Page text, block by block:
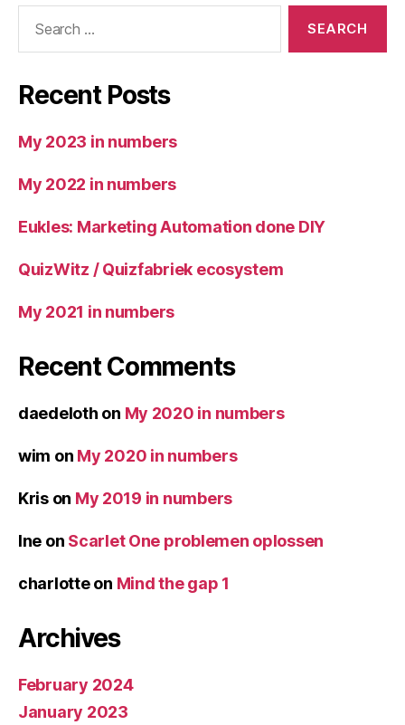
Recent Posts
My 2023 in numbers
My 2022 in numbers
Eukles: Marketing Automation done DIY
QuizWitz / Quizfabriek ecosystem
My 2021 in numbers
Recent Comments
daedeloth on My 2020 in numbers
wim on My 2020 in numbers
Krison My 2019 in numbers
Ine on Scarlet One problemen oplossen
charlotteon Mind the gap 1
Archives
February 2024
January 2023